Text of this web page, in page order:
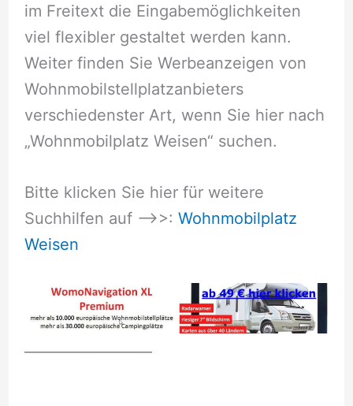
im Freitext die Eingabemöglichkeiten
viel flexibler gestaltet werden kann.
Weiter finden Sie Werbeanzeigen von
Wohnmobilstellplatzanbieters
verschiedenster Art, wenn Sie hier nach
„Wohnmobilplatz Weisen“ suchen.
Bitte klicken Sie hier für weitere
Suchhilfen auf –>>: Wohnmobilplatz
Weisen